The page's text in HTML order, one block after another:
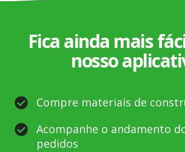
Fica ainda mais
nosso
Compre materiais de
Acompanhe o andamento
pedidos